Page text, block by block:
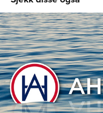
AH gruppen
2023